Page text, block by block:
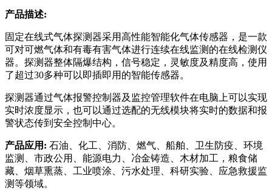
产品描述:
固定在线式气体探测器采用高性能智能化气体传感器，是一款
可对可燃气体和有毒有害气体进行连续在线监测的在线检测仪
器。探测器整体隔爆结构，信号稳定，灵敏度及精度高，使用
了超过30多种可以即插即用的智能传感器。
探测器通过气体报警控制器及监控管理软件在电脑上可以实现
实时浓度显示，也可以通过选配的无线模块将实时的数据和报
警状态传到安全控制中心。
产品应用: 石油、化工、消防、燃气、船舶、卫生防疫、环境
监测、市政公用、能源电力、冶金铸造、木材加工，粮食储
藏、烟草熏蒸、工业喷涂、污水处理、科研实验、应急救援监
测等领域。